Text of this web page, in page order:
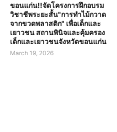
ขอนแก่น!!จัดโครงการฝึกอบรม
วิชาชีพระยะสั้น"การทำไม้กวาด
จากขวดพลาสติก" เพื่อเด็กและ
เยาวชน สถานพินิจและคุ้มครอง
เด็กและเยาวชนจังหวัดขอนแก่น
March 19, 2026